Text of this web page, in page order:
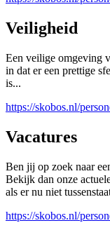
Veiligheid
Een veilige omgeving
in dat er een prettige
is...
https://skobos.nl/
Vacatures
Ben jij op zoek naar
Bekijk dan onze
als er nu niet
https://skobos.nl/